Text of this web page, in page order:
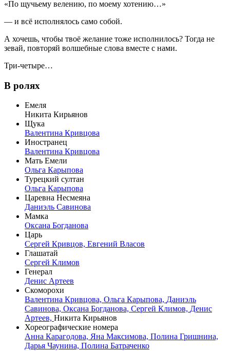
«По щучьему велению, по моему хотению…»
— и всё исполнялось само собой.
А хочешь, чтобы твоё желание тоже исполнилось? Тогда не
зевай, повторяй волшебные слова вместе с нами.
Три-четыре…
В ролях
Емеля
Никита Кирьянов
Щука
Валентина Кривцова
Иностранец
Валентина Кривцова
Мать Емели
Ольга Карыпова
Турецкий султан
Ольга Карыпова
Царевна Несмеяна
Даниэль Савинова
Мамка
Оксана Богданова
Царь
Сергей Кривцов, Евгений Власов
Глашатай
Сергей Климов
Генерал
Денис Артеев
Скоморохи
Валентина Кривцова, Ольга Карыпова, Даниэль
Савинова, Оксана Богданова, Сергей Климов, Денис
Артеев, Никита Кирьянов
Хореографические номера
Анна Карагодова, Яна Максимова, Полина Гришнина,
Дарья Чаунина, Полина Батраченко